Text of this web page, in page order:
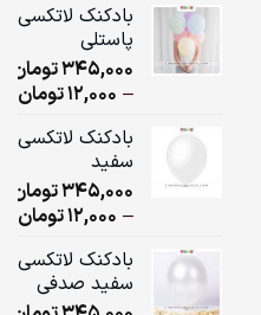
بادکنک لاتکسی
پاستلی
345,000تومان
–
12,000تومان
بادکنک لاتکسی
سفید
345,000تومان
–
12,000تومان
بادکنک لاتکسی
سفید صدفی